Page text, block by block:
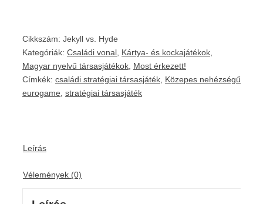
Cikkszám: Jekyll vs. Hyde
Kategóriák: Családi vonal Kártya- és kockajátékok
Magyar nyelvű társasjátékok Most érkezett!
Címkék: családi stratégiai társasjáték Közepes nehézségű
eurogame stratégiai társasjáték
Leírás
Vélemények (0)